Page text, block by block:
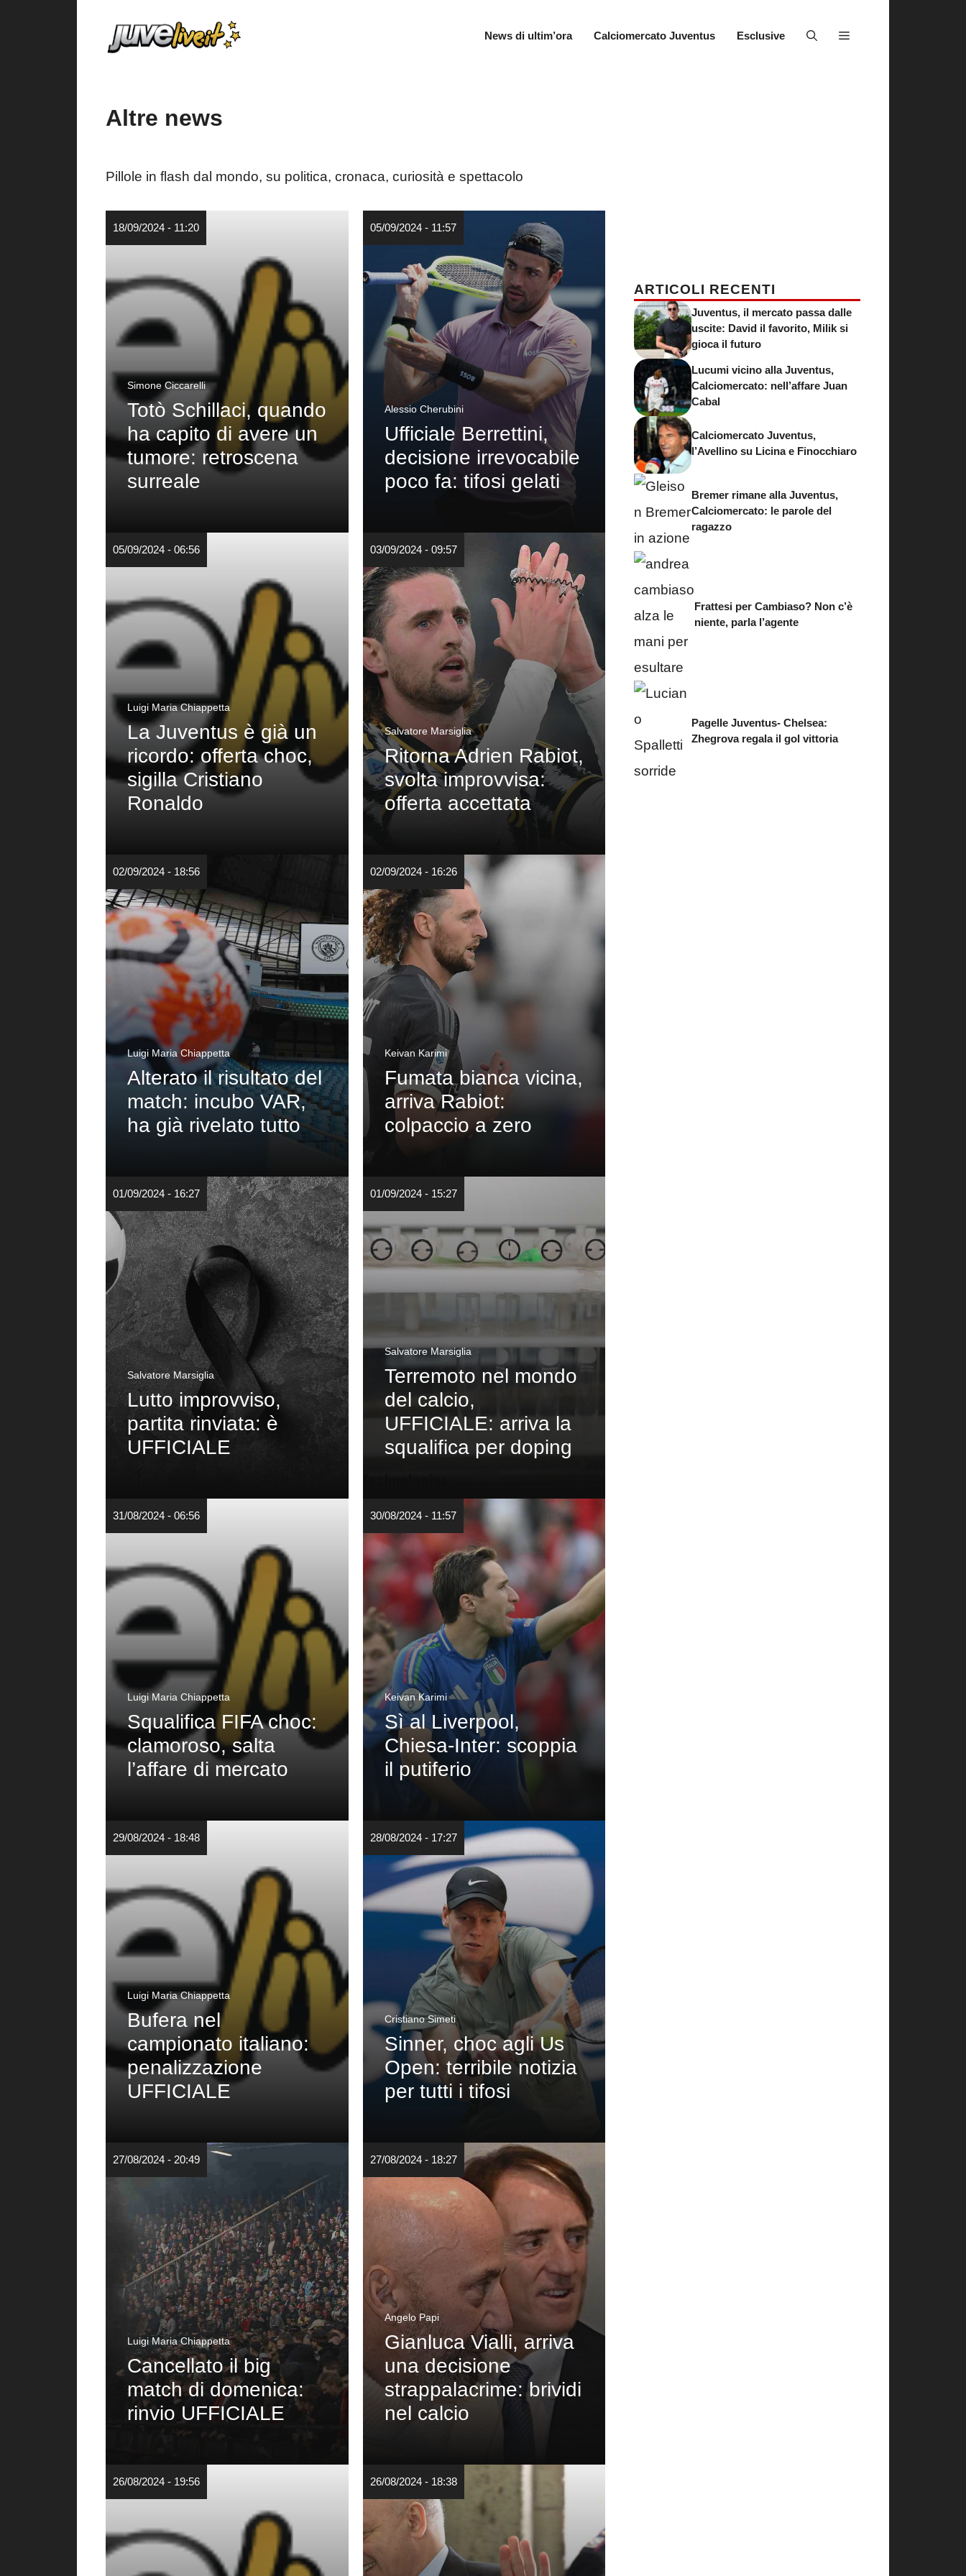
News di ultim’ora Calciomercato Juventus Esclusive
Altre news
Pillole in flash dal mondo, su politica, cronaca, curiosità e spettacolo
18/09/2024 - 11:20
Simone Ciccarelli
Totò Schillaci, quando
ha capito di avere un
tumore: retroscena
surreale
05/09/2024 - 11:57
Alessio Cherubini
Ufficiale Berrettini,
decisione irrevocabile
poco fa: tifosi gelati
05/09/2024 - 06:56
Luigi Maria Chiappetta
La Juventus è già un
ricordo: offerta choc,
sigilla Cristiano
Ronaldo
03/09/2024 - 09:57
Salvatore Marsiglia
Ritorna Adrien Rabiot,
svolta improvvisa:
offerta accettata
02/09/2024 - 18:56
Luigi Maria Chiappetta
Alterato il risultato del
match: incubo VAR,
ha già rivelato tutto
02/09/2024 - 16:26
Keivan Karimi
Fumata bianca vicina,
arriva Rabiot:
colpaccio a zero
01/09/2024 - 16:27
Salvatore Marsiglia
Lutto improvviso,
partita rinviata: è
UFFICIALE
01/09/2024 - 15:27
Salvatore Marsiglia
Terremoto nel mondo
del calcio,
UFFICIALE: arriva la
squalifica per doping
31/08/2024 - 06:56
Luigi Maria Chiappetta
Squalifica FIFA choc:
clamoroso, salta
l’affare di mercato
30/08/2024 - 11:57
Keivan Karimi
Sì al Liverpool,
Chiesa-Inter: scoppia
il putiferio
29/08/2024 - 18:48
Luigi Maria Chiappetta
Bufera nel
campionato italiano:
penalizzazione
UFFICIALE
28/08/2024 - 17:27
Cristiano Simeti
Sinner, choc agli Us
Open: terribile notizia
per tutti i tifosi
27/08/2024 - 20:49
Luigi Maria Chiappetta
Cancellato il big
match di domenica:
rinvio UFFICIALE
27/08/2024 - 18:27
Angelo Papi
Gianluca Vialli, arriva
una decisione
strappalacrime: brividi
nel calcio
26/08/2024 - 19:56 26/08/2024 - 18:38
ARTICOLI RECENTI
Juventus, il mercato passa dalle
uscite: David il favorito, Milik si
gioca il futuro
Lucumi vicino alla Juventus,
Calciomercato: nell’affare Juan
Cabal
Calciomercato Juventus,
l’Avellino su Licina e Finocchiaro
Bremer rimane alla Juventus,
Calciomercato: le parole del
ragazzo
Frattesi per Cambiaso? Non c’è
niente, parla l’agente
Pagelle Juventus- Chelsea:
Zhegrova regala il gol vittoria